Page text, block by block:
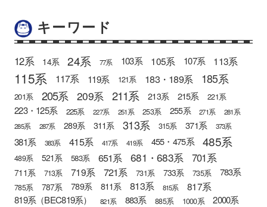
キーワード
12系 14系 24系 77系 103系 105系 107系 113系
115系 117系 119系 121系 183・189系 185系
201系 205系 209系 211系 213系 215系 221系
223・125系 225系 227系 251系 253系 255系 271系
281系
285系
287系 289系 311系 313系 315系 371系 373系
381系 383系 415系 417系 419系 455・475系 485系
489系 521系 583系 651系 681・683系 701系
711系 713系 719系 721系 731系 733系 735系 783系
785系 787系 789系 811系 813系 815系 817系
819系（BEC819系） 821系 883系 885系 1000系 2000系